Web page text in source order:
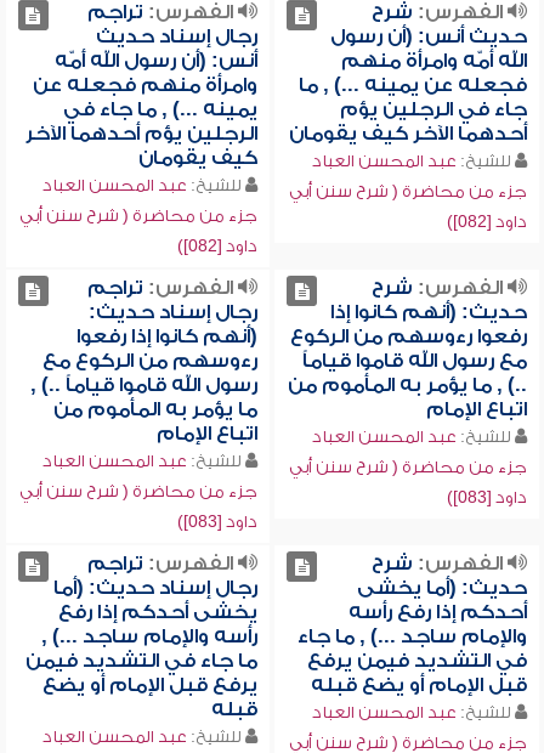
الفهرس: شرح
حديث أنس: (أن رسول
الله أمّه وامرأة منهم
فجعله عن يمينه ...) , ما
جاء في الرجلين يؤم
أحدهما الآخر كيف يقومان
للشيخ: عبد المحسن العباد
جزء من محاضرة ( شرح سنن أبي
داود [082])
الفهرس: تراجم
رجال إسناد حديث
أنس: (أن رسول الله أَمّه
وامرأة منهم فجعله عن
يمينه ...) , ما جاء في
الرجلين يؤم أحدهما الآخر
كيف يقومان
للشيخ: عبد المحسن العباد
جزء من محاضرة ( شرح سنن أبي
داود [082])
الفهرس: شرح
حديث: (أنهم كانوا إذا
رفعوا رءوسهم من الركوع
مع رسول الله قاموا قياماً
..) , ما يؤمر به المأموم من
اتباع الإمام
للشيخ: عبد المحسن العباد
جزء من محاضرة ( شرح سنن أبي
داود [083])
الفهرس: تراجم
رجال إسناد حديث:
(أنهم كانوا إذا رفعوا
رءوسهم من الركوع مع
رسول الله قاموا قياماً ..) ,
ما يؤمر به المأموم من
اتباع الإمام
للشيخ: عبد المحسن العباد
جزء من محاضرة ( شرح سنن أبي
داود [083])
الفهرس: شرح
حديث: (أما يخشى
أحدكم إذا رفع رأسه
والإمام ساجد ...) , ما جاء
في التشديد فيمن يرفع
قبل الإمام أو يضع قبله
للشيخ: عبد المحسن العباد
جزء من محاضرة ( شرح سنن أبي
الفهرس: تراجم
رجال إسناد حديث: (أما
يخشى أحدكم إذا رفع
رأسه والإمام ساجد ...) ,
ما جاء في التشديد فيمن
يرفع قبل الإمام أو يضع
قبله
للشيخ: عبد المحسن العباد